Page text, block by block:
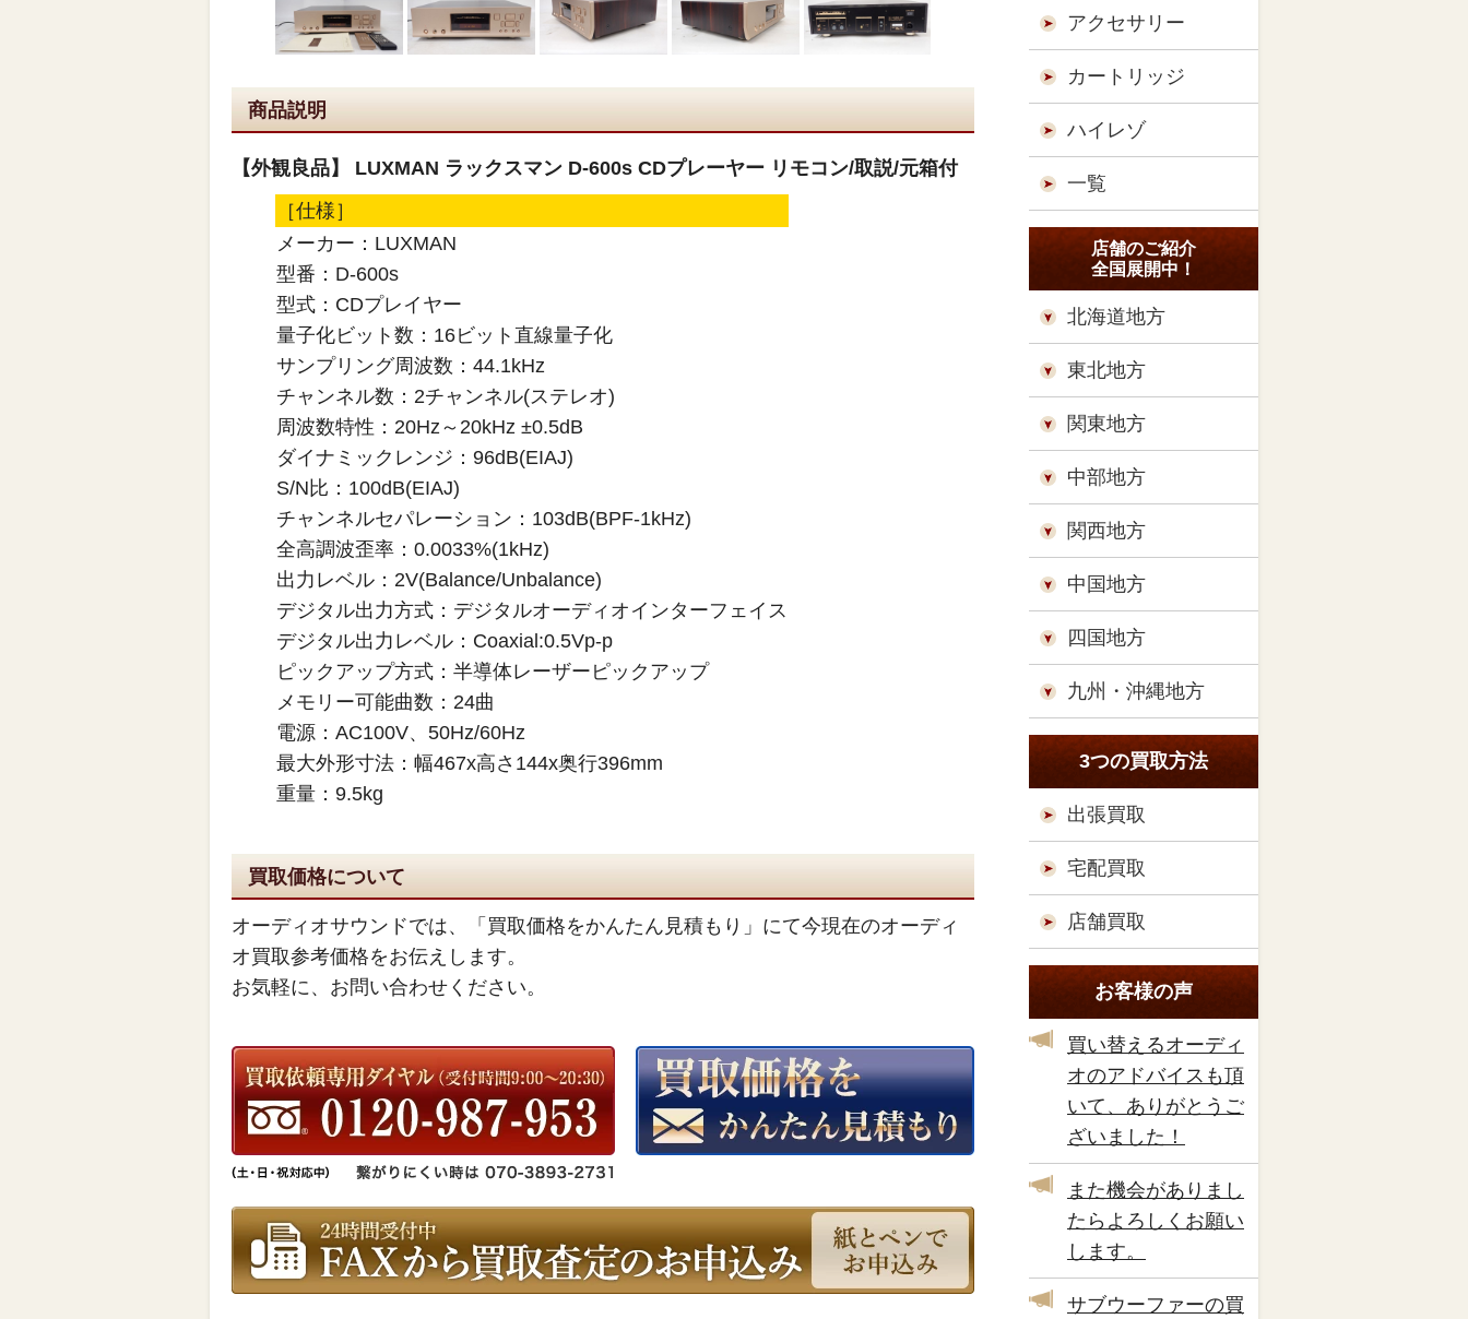
商品説明
【外観良品】 LUXMAN ラックスマン D-600s CDプレーヤー リモコン/取説/元箱付
［仕様］
メーカー：LUXMAN
型番：D-600s
型式：CDプレイヤー
量子化ビット数：16ビット直線量子化
サンプリング周波数：44.1kHz
チャンネル数：2チャンネル(ステレオ)
周波数特性：20Hz～20kHz ±0.5dB
ダイナミックレンジ：96dB(EIAJ)
S/N比：100dB(EIAJ)
チャンネルセパレーション：103dB(BPF-1kHz)
全高調波歪率：0.0033%(1kHz)
出力レベル：2V(Balance/Unbalance)
デジタル出力方式：デジタルオーディオインターフェイス
デジタル出力レベル：Coaxial:0.5Vp-p
ピックアップ方式：半導体レーザーピックアップ
メモリー可能曲数：24曲
電源：AC100V、50Hz/60Hz
最大外形寸法：幅467x高さ144x奥行396mm
重量：9.5kg
買取価格について
オーディオサウンドでは、「買取価格をかんたん見積もり」にて今現在のオーディ
オ買取参考価格をお伝えします。
お気軽に、お問い合わせください。
アクセサリー
カートリッジ
ハイレゾ
一覧
店舗のご紹介
全国展開中！
北海道地方
東北地方
関東地方
中部地方
関西地方
中国地方
四国地方
九州・沖縄地方
3つの買取方法
出張買取
宅配買取
店舗買取
お客様の声
買い替えるオーディ
オのアドバイスも頂
いて、ありがとうご
ざいました！
また機会がありまし
たらよろしくお願い
します。
サブウーファーの買